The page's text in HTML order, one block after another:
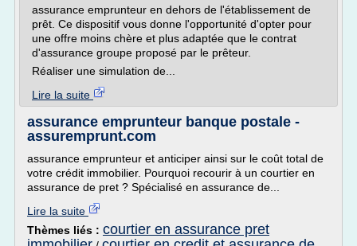
assurance emprunteur en dehors de l'établissement de
prêt. Ce dispositif vous donne l'opportunité d'opter pour
une offre moins chère et plus adaptée que le contrat
d'assurance groupe proposé par le prêteur.
Réaliser une simulation de...
Lire la suite
assurance emprunteur banque postale -
assuremprunt.com
assurance emprunteur et anticiper ainsi sur le coût total de
votre crédit immobilier. Pourquoi recourir à un courtier en
assurance de pret ? Spécialisé en assurance de...
Lire la suite
Thèmes liés : courtier en assurance pret